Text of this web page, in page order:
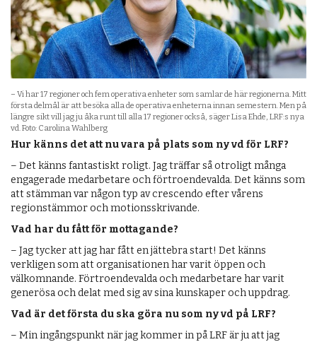
– Vi har 17 regioner och fem operativa enheter som samlar de här regionerna. Mitt
första delmål är att besöka alla de operativa enheterna innan semestern. Men på
längre sikt vill jag ju åka runt till alla 17 regioner också, säger Lisa Ehde, LRF:s nya
vd. Foto: Carolina Wahlberg
Hur känns det att nu vara på plats som ny vd för LRF?
– Det känns fantastiskt roligt. Jag träffar så otroligt många
engagerade medarbetare och förtroendevalda. Det känns som
att stämman var någon typ av crescendo efter vårens
regionstämmor och motionsskrivande.
Vad har du fått för mottagande?
– Jag tycker att jag har fått en jättebra start! Det känns
verkligen som att organisationen har varit öppen och
välkomnande. Förtroendevalda och medarbetare har varit
generösa och delat med sig av sina kunskaper och uppdrag.
Vad är det första du ska göra nu som ny vd på LRF?
– Min ingångspunkt när jag kommer in på LRF är ju att jag